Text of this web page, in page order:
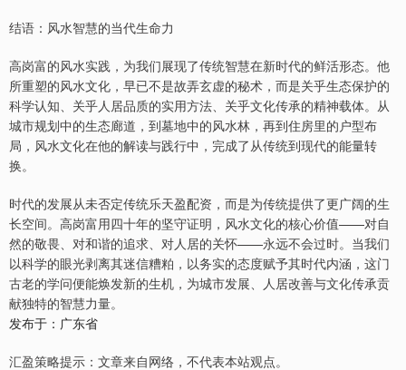
结语：风水智慧的当代生命力
高岗富的风水实践，为我们展现了传统智慧在新时代的鲜活形态。他
所重塑的风水文化，早已不是故弄玄虚的秘术，而是关乎生态保护的
科学认知、关乎人居品质的实用方法、关乎文化传承的精神载体。从
城市规划中的生态廊道，到墓地中的风水林，再到住房里的户型布
局，风水文化在他的解读与践行中，完成了从传统到现代的能量转
换。
时代的发展从未否定传统乐天盈配资，而是为传统提供了更广阔的生
长空间。高岗富用四十年的坚守证明，风水文化的核心价值——对自
然的敬畏、对和谐的追求、对人居的关怀——永远不会过时。当我们
以科学的眼光剥离其迷信糟粕，以务实的态度赋予其时代内涵，这门
古老的学问便能焕发新的生机，为城市发展、人居改善与文化传承贡
献独特的智慧力量。
发布于：广东省
汇盈策略提示：文章来自网络，不代表本站观点。